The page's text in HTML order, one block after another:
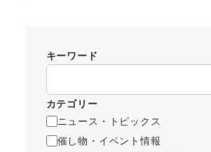
キーワード
カテゴリー
ニュース・トピックス
催し物・イベント情報